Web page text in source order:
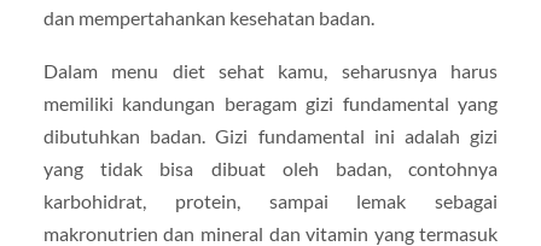
dan mempertahankan kesehatan badan.
Dalam menu diet sehat kamu, seharusnya harus
memiliki kandungan beragam gizi fundamental yang
dibutuhkan badan. Gizi fundamental ini adalah gizi
yang tidak bisa dibuat oleh badan, contohnya
karbohidrat, protein, sampai lemak sebagai
makronutrien dan mineral dan vitamin yang termasuk